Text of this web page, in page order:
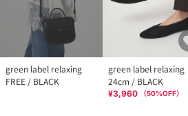
green label relaxing
FREE / BLACK
green label relaxing
24cm / BLACK
¥3,960 （50%OFF）